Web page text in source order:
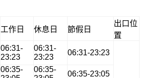
工作日 休息日 節假日
出口位
置
06:31-
23:23
06:31-
23:23
06:31-23:23
06:35-
06:35-
06:35-23:05